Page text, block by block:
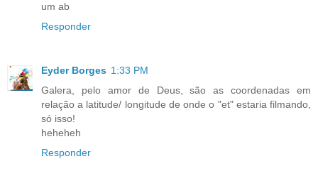
um ab
Responder
Eyder Borges 1:33 PM
Galera, pelo amor de Deus, são as coordenadas em
relação a latitude/ longitude de onde o "et" estaria filmando,
só isso!
heheheh
Responder